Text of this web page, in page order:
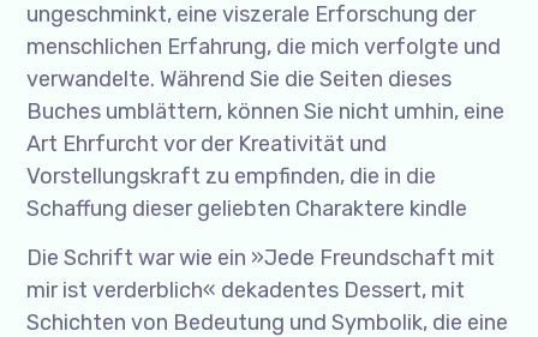
ungeschminkt, eine viszerale Erforschung der
menschlichen Erfahrung, die mich verfolgte und
verwandelte. Während Sie die Seiten dieses
Buches umblättern, können Sie nicht umhin, eine
Art Ehrfurcht vor der Kreativität und
Vorstellungskraft zu empfinden, die in die
Schaffung dieser geliebten Charaktere kindle
Die Schrift war wie ein »Jede Freundschaft mit
mir ist verderblich« dekadentes Dessert, mit
Schichten von Bedeutung und Symbolik, die eine